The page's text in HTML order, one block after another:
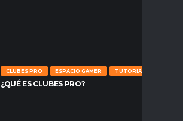
CLUBES PRO ESPACIO GAMER TUTORIALES
¿QUÉ ES CLUBES PRO?